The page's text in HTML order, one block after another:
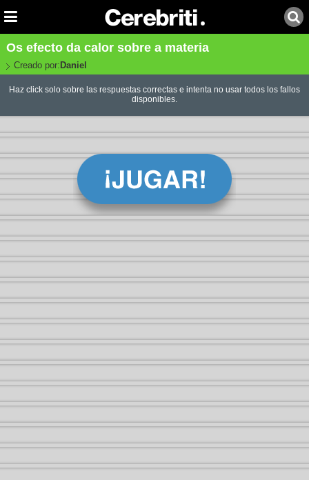
Os efecto da calor sobre a materia
Creado por: Daniel
Haz click solo sobre las respuestas correctas e intenta no usar todos los fallos
disponibles.